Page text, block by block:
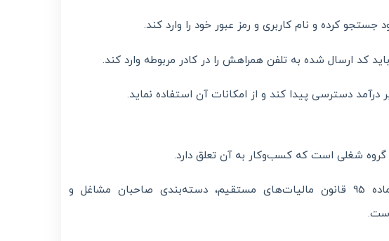
جستجو کرده و نام کاربری و رمز عبور خود را وارد کند.
کد ارسال شده به تلفن همراهش را در کادر مربوطه وارد کند.
درآمد دسترسی پیدا کند و از امکانات آن استفاده نماید.
گروه شغلی است که کسب‌وکار به آن تعلق دارد.
از ابتدای سال 1400، طبق اصلاحات آیین‌نامه اجرایی ماده 95 قانون مالیات‌های مستقیم، دسته‌بندی صاحبان مشاغل و